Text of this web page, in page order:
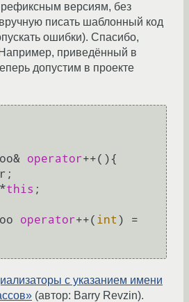
версиям, без
писать шаблонный код
ошибки). Спасибо,
приведённый в
допустим в проекте
operator++(){
this ;
operator++( int
с указанием имени
(автор: Barry Revzin).